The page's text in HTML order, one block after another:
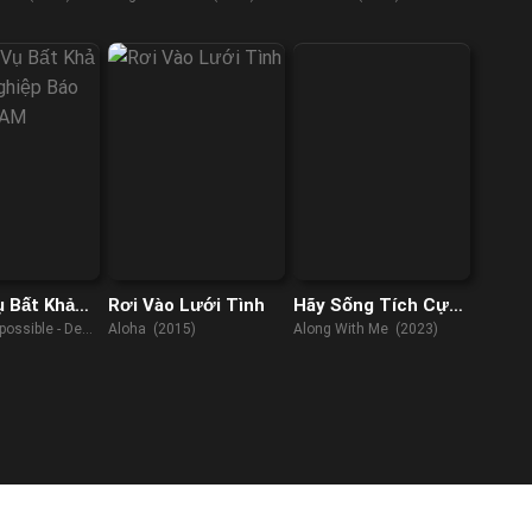
Bất Khả
Báo
- Dead
Rơi Vào Lưới Tình
Aloha (2015)
Hãy Sống Tích Cực
Lên
Along With Me (2023)